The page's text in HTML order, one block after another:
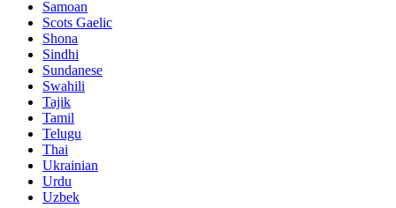
Samoan
Scots Gaelic
Shona
Sindhi
Sundanese
Swahili
Tajik
Tamil
Telugu
Thai
Ukrainian
Urdu
Uzbek